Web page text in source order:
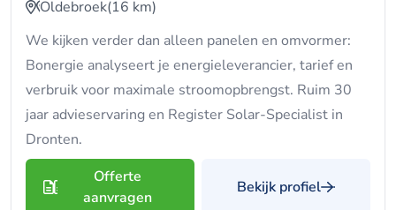
Oldebroek(16 km)
We kijken verder dan alleen panelen en omvormer:
Bonergie analyseert je energieleverancier, tarief en
verbruik voor maximale stroomopbrengst. Ruim 30
jaar advieservaring en Register Solar-Specialist in
Dronten.
Offerte
aanvragen
Bekijk profiel